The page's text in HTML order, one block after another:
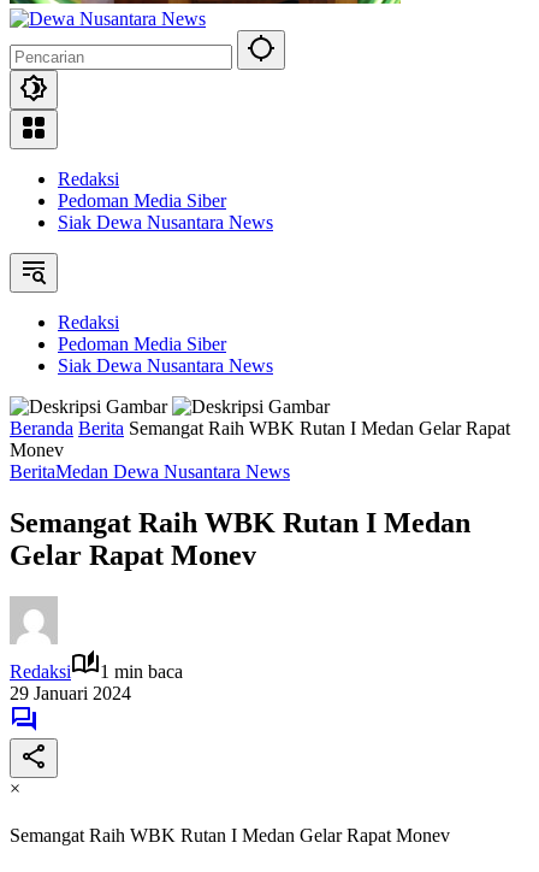
Redaksi
Pedoman Media Siber
Siak Dewa Nusantara News
Redaksi
Pedoman Media Siber
Siak Dewa Nusantara News
Beranda Berita Semangat Raih WBK Rutan I Medan Gelar Rapat
Monev
BeritaMedan Dewa Nusantara News
Semangat Raih WBK Rutan I Medan
Gelar Rapat Monev
Redaksi
1 min baca
29 Januari 2024
×
Semangat Raih WBK Rutan I Medan Gelar Rapat Monev